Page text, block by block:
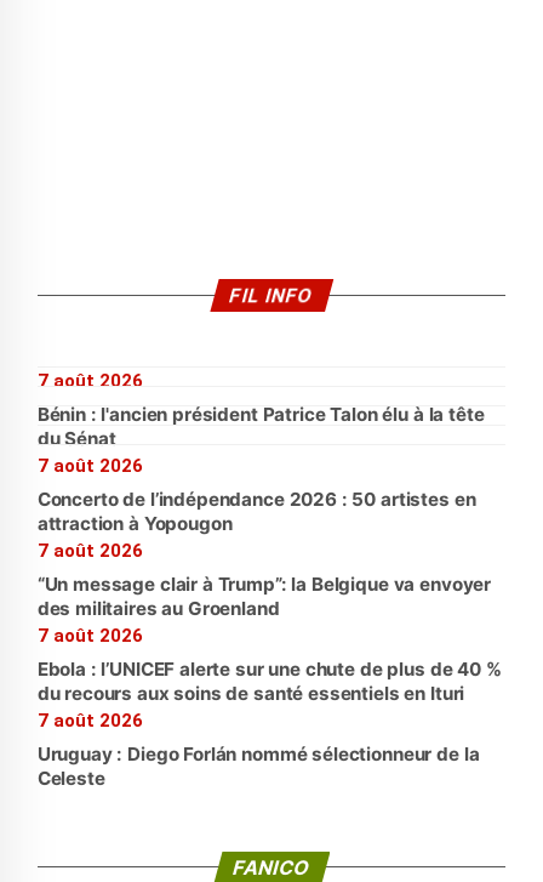
FIL INFO
7 août 2026
Bénin : l'ancien président Patrice Talon élu à la tête
du Sénat
7 août 2026
Concerto de l’indépendance 2026 : 50 artistes en
attraction à Yopougon
7 août 2026
“Un message clair à Trump”: la Belgique va envoyer
des militaires au Groenland
7 août 2026
Ebola : l’UNICEF alerte sur une chute de plus de 40 %
du recours aux soins de santé essentiels en Ituri
7 août 2026
Uruguay : Diego Forlán nommé sélectionneur de la
Celeste
FANICO